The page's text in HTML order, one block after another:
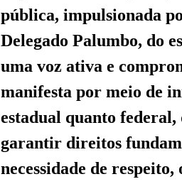
pública, impulsionada
Delegado Palumbo, do
uma voz ativa e
manifesta por meio de
estadual quanto
garantir direitos
necessidade de